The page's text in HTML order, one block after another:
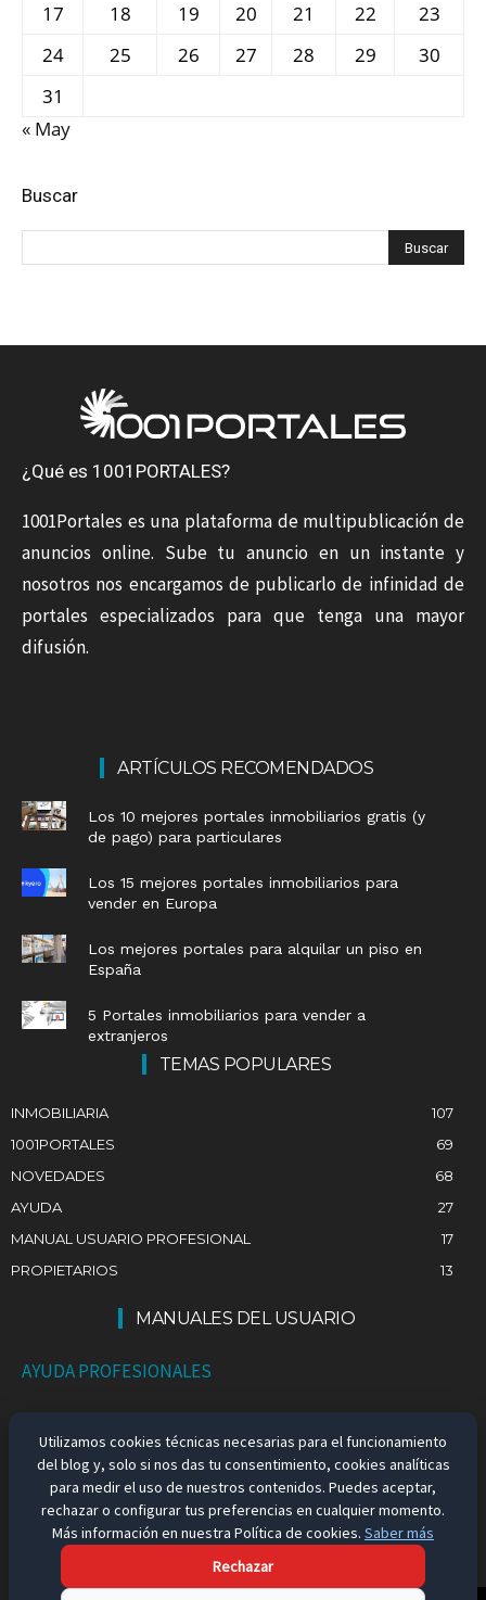
17
18 19 20 21 22
23
24
25 26 27 28 29
30
31
« May
Buscar
¿Qué es 1001PORTALES?
1001Portales es una plataforma de multipublicación de
anuncios online. Sube tu anuncio en un instante y
nosotros nos encargamos de publicarlo de infinidad de
portales especializados para que tenga una mayor
difusión.
ARTÍCULOS RECOMENDADOS
Los 10 mejores portales inmobiliarios gratis (y
de pago) para particulares
Los 15 mejores portales inmobiliarios para
vender en Europa
Los mejores portales para alquilar un piso en
España
5 Portales inmobiliarios para vender a
extranjeros
TEMAS POPULARES
INMOBILIARIA
107
1001PORTALES
69
NOVEDADES
68
AYUDA
27
MANUAL USUARIO PROFESIONAL
17
PROPIETARIOS
13
MANUALES DEL USUARIO
AYUDA PROFESIONALES
EMPLEO EN ESPAÑA
Utilizamos cookies técnicas necesarias para el funcionamiento
del blog y, solo si nos das tu consentimiento, cookies analíticas
para medir el uso de nuestros contenidos. Puedes aceptar,
rechazar o configurar tus preferencias en cualquier momento.
Más información en nuestra Política de cookies. Saber más
Rechazar